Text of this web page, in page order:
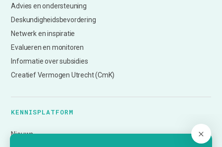
Advies en ondersteuning
Deskundigheidsbevordering
Netwerk en inspiratie
Evalueren en monitoren
Informatie over subsidies
Creatief Vermogen Utrecht (CmK)
KENNISPLATFORM
Nieuws